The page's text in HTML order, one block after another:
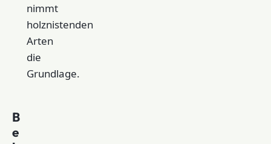
nimmt
holznistenden
Arten
die
Grundlage.
B
e